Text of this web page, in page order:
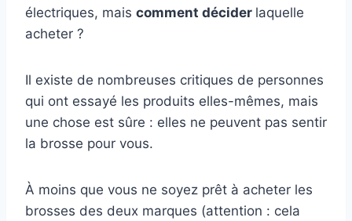
électriques, mais comment décider laquelle
acheter ?
Il existe de nombreuses critiques de personnes
qui ont essayé les produits elles-mêmes, mais
une chose est sûre : elles ne peuvent pas sentir
la brosse pour vous.
À moins que vous ne soyez prêt à acheter les
brosses des deux marques (attention : cela